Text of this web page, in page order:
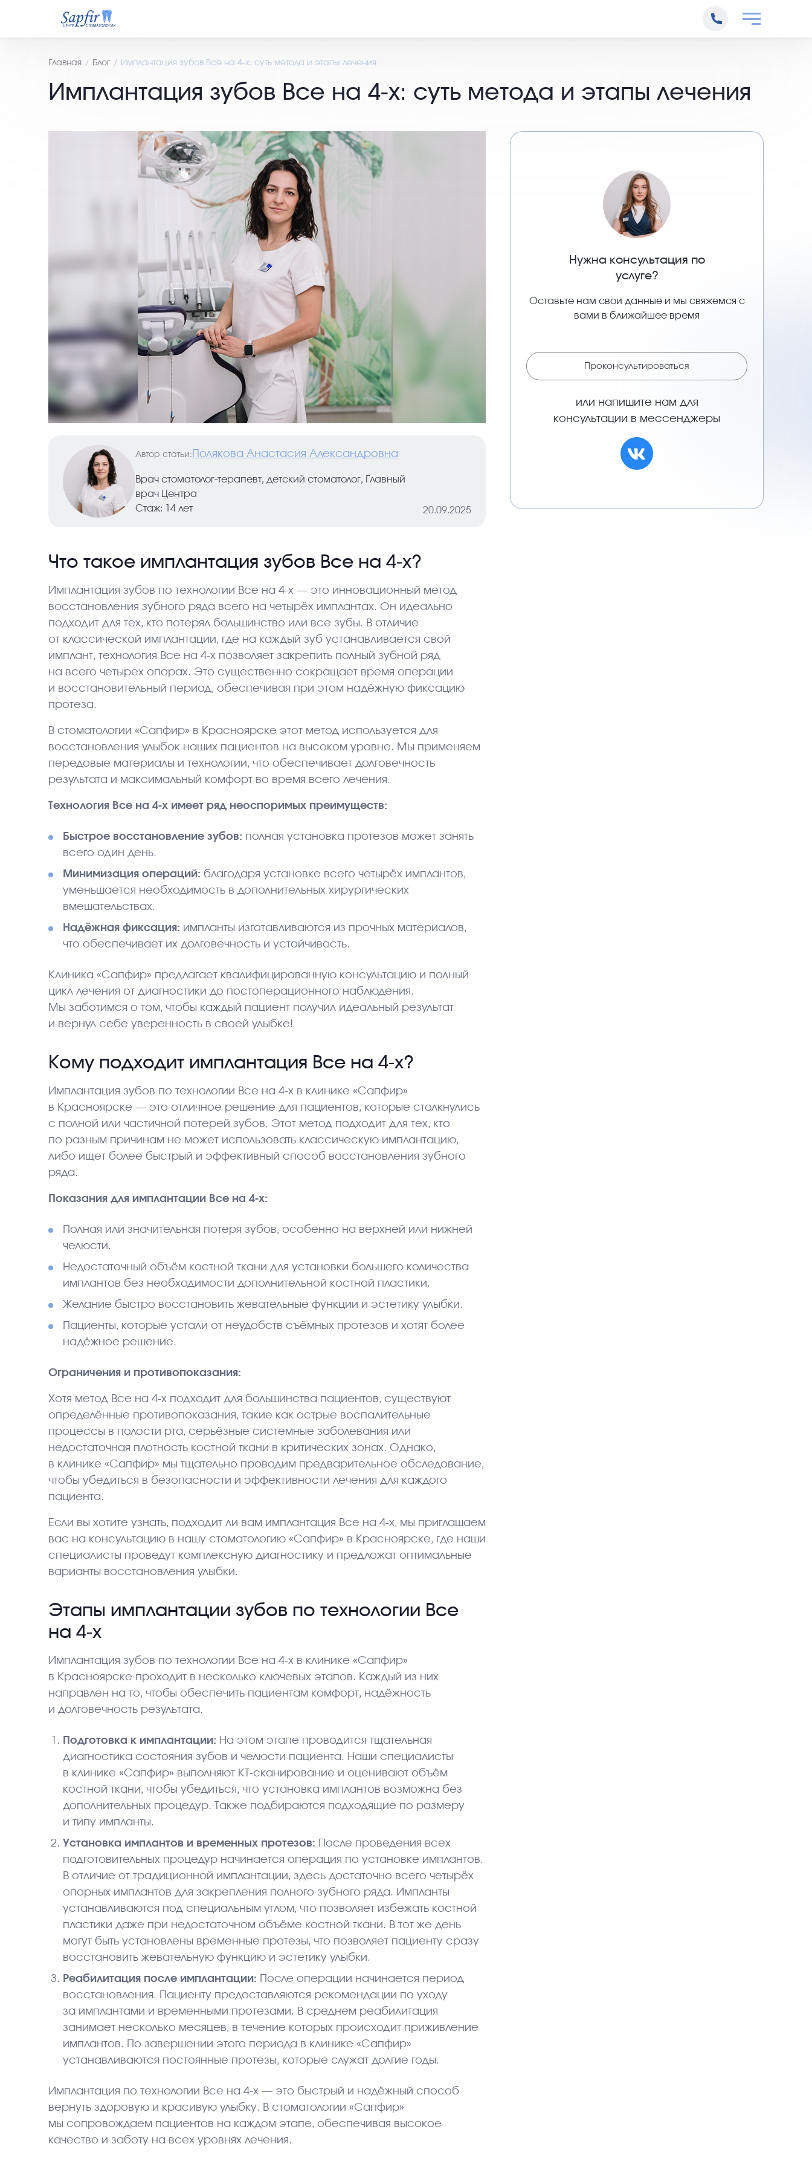
Главная Блог Имплантация зубов Все на 4-х: суть метода и этапы лечения
Имплантация зубов Все на 4-х: суть метода и этапы лечения
Автор статьи: Полякова Анастасия Александровна
Врач стоматолог-терапевт, детский стоматолог, Главный
врач Центра
Стаж: 14 лет
20.09.2025
Что такое имплантация зубов Все на 4-х?
Имплантация зубов по технологии Все на 4-х — это инновационный метод
восстановления зубного ряда всего на четырёх имплантах. Он идеально
подходит для тех, кто потерял большинство или все зубы. В отличие
от классической имплантации, где на каждый зуб устанавливается свой
имплант, технология Все на 4-х позволяет закрепить полный зубной ряд
на всего четырех опорах. Это существенно сокращает время операции
и восстановительный период, обеспечивая при этом надёжную фиксацию
протеза.
В стоматологии «Сапфир» в Красноярске этот метод используется для
восстановления улыбок наших пациентов на высоком уровне. Мы применяем
передовые материалы и технологии, что обеспечивает долговечность
результата и максимальный комфорт во время всего лечения.
Технология Все на 4-х имеет ряд неоспоримых преимуществ:
Быстрое восстановление зубов: полная установка протезов может занять
всего один день.
Минимизация операций: благодаря установке всего четырёх имплантов,
уменьшается необходимость в дополнительных хирургических
вмешательствах.
Надёжная фиксация: импланты изготавливаются из прочных материалов,
что обеспечивает их долговечность и устойчивость.
Клиника «Сапфир» предлагает квалифицированную консультацию и полный
цикл лечения от диагностики до постоперационного наблюдения.
Мы заботимся о том, чтобы каждый пациент получил идеальный результат
и вернул себе уверенность в своей улыбке!
Кому подходит имплантация Все на 4-х?
Имплантация зубов по технологии Все на 4-х в клинике «Сапфир»
в Красноярске — это отличное решение для пациентов, которые столкнулись
с полной или частичной потерей зубов. Этот метод подходит для тех, кто
по разным причинам не может использовать классическую имплантацию,
либо ищет более быстрый и эффективный способ восстановления зубного
ряда.
Показания для имплантации Все на 4-х:
Полная или значительная потеря зубов, особенно на верхней или нижней
челюсти.
Недостаточный объём костной ткани для установки большего количества
имплантов без необходимости дополнительной костной пластики.
Желание быстро восстановить жевательные функции и эстетику улыбки.
Пациенты, которые устали от неудобств съёмных протезов и хотят более
надёжное решение.
Ограничения и противопоказания:
Хотя метод Все на 4-х подходит для большинства пациентов, существуют
определённые противопоказания, такие как острые воспалительные
процессы в полости рта, серьёзные системные заболевания или
недостаточная плотность костной ткани в критических зонах. Однако,
в клинике «Сапфир» мы тщательно проводим предварительное обследование,
чтобы убедиться в безопасности и эффективности лечения для каждого
пациента.
Если вы хотите узнать, подходит ли вам имплантация Все на 4-х, мы приглашаем
вас на консультацию в нашу стоматологию «Сапфир» в Красноярске, где наши
специалисты проведут комплексную диагностику и предложат оптимальные
варианты восстановления улыбки.
Этапы имплантации зубов по технологии Все
на 4-х
Имплантация зубов по технологии Все на 4-х в клинике «Сапфир»
в Красноярске проходит в несколько ключевых этапов. Каждый из них
направлен на то, чтобы обеспечить пациентам комфорт, надёжность
и долговечность результата.
Подготовка к имплантации: На этом этапе проводится тщательная
диагностика состояния зубов и челюсти пациента. Наши специалисты
в клинике «Сапфир» выполняют КТ-сканирование и оценивают объём
костной ткани, чтобы убедиться, что установка имплантов возможна без
дополнительных процедур. Также подбираются подходящие по размеру
и типу импланты.
Установка имплантов и временных протезов: После проведения всех
подготовительных процедур начинается операция по установке имплантов.
В отличие от традиционной имплантации, здесь достаточно всего четырёх
опорных имплантов для закрепления полного зубного ряда. Импланты
устанавливаются под специальным углом, что позволяет избежать костной
пластики даже при недостаточном объёме костной ткани. В тот же день
могут быть установлены временные протезы, что позволяет пациенту сразу
восстановить жевательную функцию и эстетику улыбки.
Реабилитация после имплантации:
После операции начинается период
восстановления. Пациенту предоставляются рекомендации по уходу
за имплантами и временными протезами. В среднем реабилитация
занимает несколько месяцев, в течение которых происходит приживление
имплантов. По завершении этого периода в клинике «Сапфир»
устанавливаются постоянные протезы, которые служат долгие годы.
Имплантация по технологии Все на 4-х — это быстрый и надёжный способ
вернуть здоровую и красивую улыбку. В стоматологии «Сапфир»
мы сопровождаем пациентов на каждом этапе, обеспечивая высокое
качество и заботу на всех уровнях лечения.
Нужна консультация по
услуге?
Оставьте нам свои данные и мы свяжемся с
вами в ближайшее время
Проконсультироваться
или напишите нам для
консультации в мессенджеры